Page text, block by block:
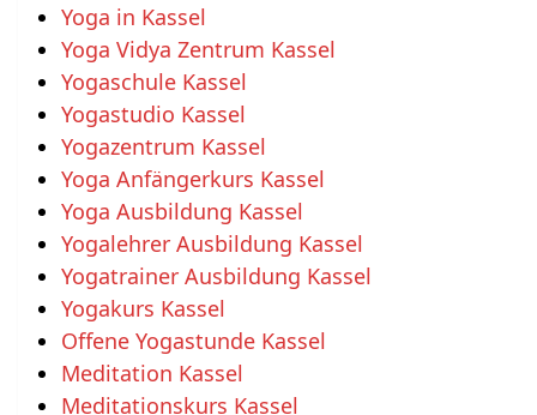
Yoga in Kassel
Yoga Vidya Zentrum Kassel
Yogaschule Kassel
Yogastudio Kassel
Yogazentrum Kassel
Yoga Anfängerkurs Kassel
Yoga Ausbildung Kassel
Yogalehrer Ausbildung Kassel
Yogatrainer Ausbildung Kassel
Yogakurs Kassel
Offene Yogastunde Kassel
Meditation Kassel
Meditationskurs Kassel